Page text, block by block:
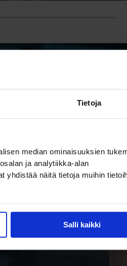
Tietoja
median ominaisuuksien
ja analytiikka-alan
yhdistää näitä tietoja muihin
Salli kaikki